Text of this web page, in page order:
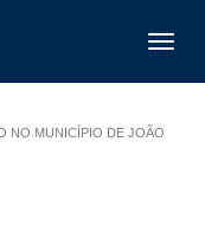
NO MUNICÍPIO DE JOÃO